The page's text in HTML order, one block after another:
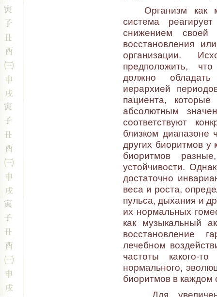
Организм как
система
снижением своей
восстановления
организации.
предположить,
должно
иерархией
пациента,
абсолютным
соответствуют
близком диапазоне
других биоритмов у
биоритмов
устойчивости.
достаточно
веса и роста,
пульса, дыхания и
их нормальных
как музыкальный
восстановление
лечебном
частоты какого-
нормального,
биоритмов в каждом
Для